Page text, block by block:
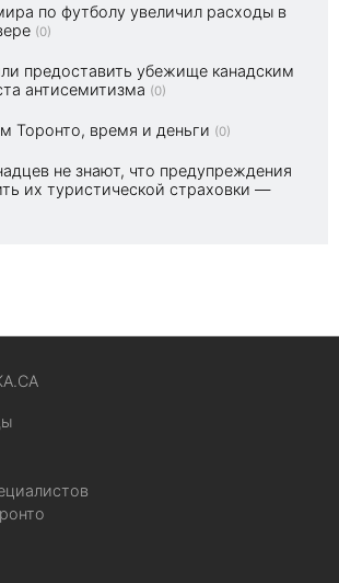
по футболу увеличил расходы в
(0)
предоставить убежище канадским
антисемитизма (0)
Торонто, время и деньги (0)
не знают, что предупреждения
их туристической страховки —